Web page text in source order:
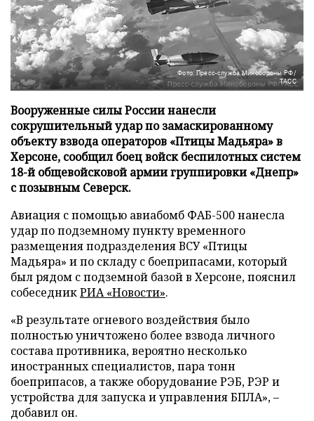
Фото: Пресс-служба Минобороны РФ/
ТАСС
Вооруженные силы России нанесли
сокрушительный удар по замаскированному
объекту взвода операторов «Птицы Мадьяра» в
Херсоне, сообщил боец войск беспилотных систем
18-й общевойсковой армии группировки «Днепр»
с позывным Северск.
Авиация с помощью авиабомб ФАБ-500 нанесла
удар по подземному пункту временного
размещения подразделения ВСУ «Птицы
Мадьяра» и по складу с боеприпасами, который
был рядом с подземной базой в Херсоне, пояснил
собеседникРИА «Новости».
«В результате огневого воздействия было
полностью уничтожено более взвода личного
состава противника, вероятно несколько
иностранных специалистов, пара тонн
боеприпасов, а также оборудование РЭБ, РЭР и
устройства для запуска и управления БПЛА», –
добавил он.